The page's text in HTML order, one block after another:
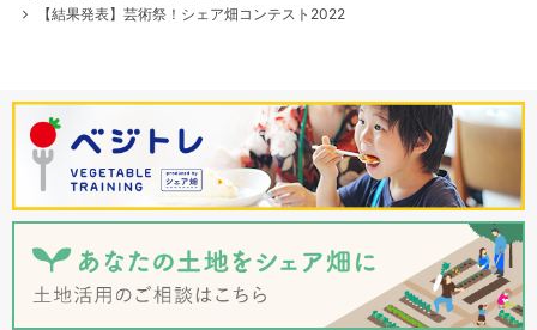
【結果発表】芸術祭！シェア畑コンテスト2022